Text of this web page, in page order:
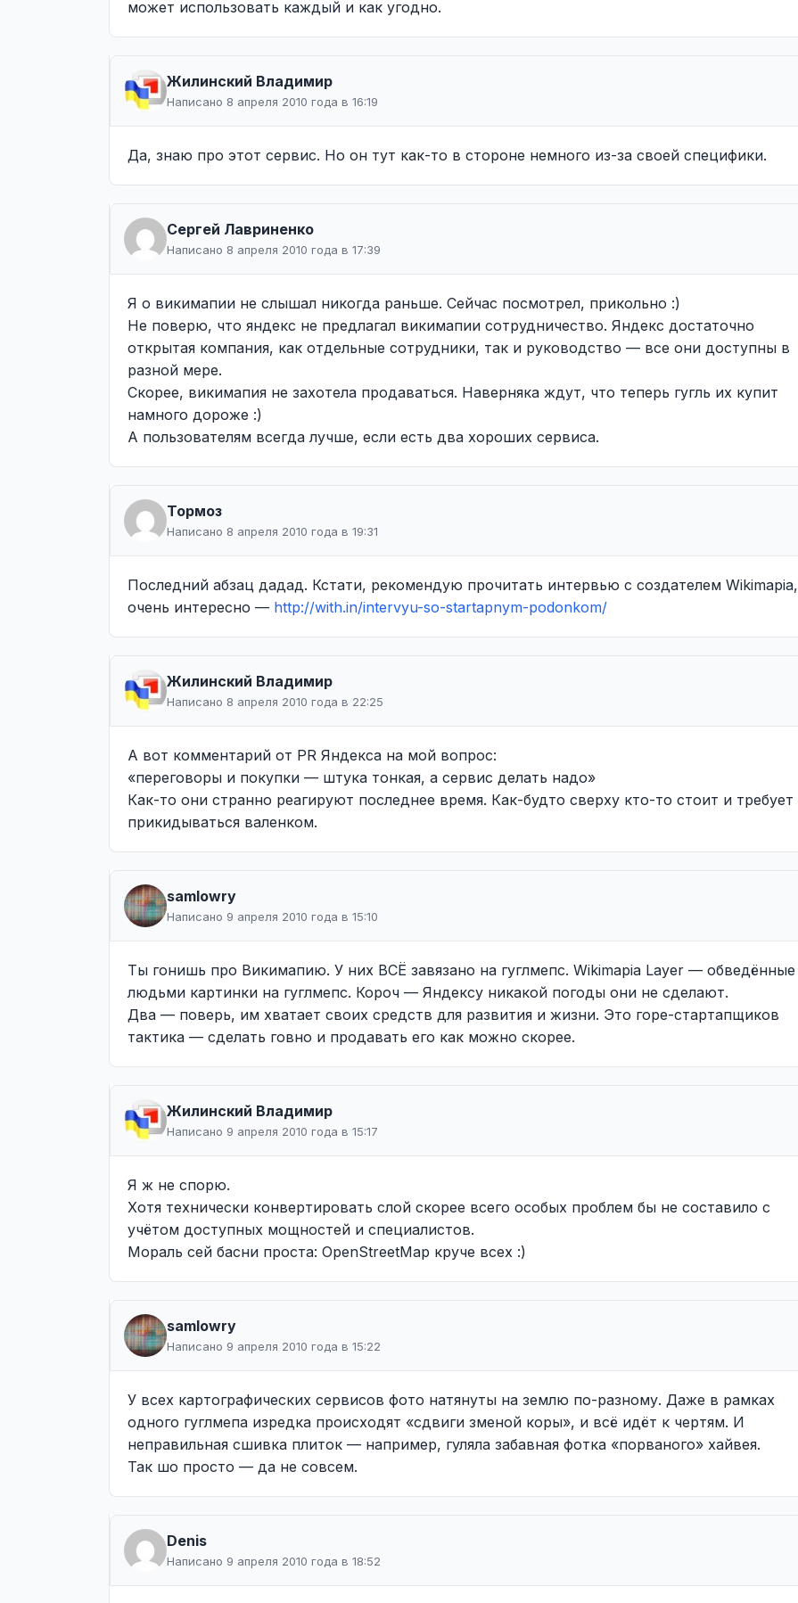
может использовать каждый и как угодно.
Жилинcкий Владимир
Написано 8 апреля 2010 года в 16:19
Да, знаю про этот сервис. Но он тут как-то в стороне немного из-за своей специфики.
Сергей Лавриненко
Написано 8 апреля 2010 года в 17:39
Я о викимапии не слышал никогда раньше. Сейчас посмотрел, прикольно :)
Не поверю, что яндекс не предлагал викимапии сотрудничество. Яндекс достаточно
открытая компания, как отдельные сотрудники, так и руководство — все они доступны в
разной мере.
Скорее, викимапия не захотела продаваться. Наверняка ждут, что теперь гугль их купит
намного дороже :)
А пользователям всегда лучше, если есть два хороших сервиса.
Тормоз
Написано 8 апреля 2010 года в 19:31
Последний абзац дадад. Кстати, рекомендую прочитать интервью с создателем Wikimapia,
очень интересно — http://with.in/intervyu-so-startapnym-podonkom/
Жилинcкий Владимир
Написано 8 апреля 2010 года в 22:25
А вот комментарий от PR Яндекса на мой вопрос:
«переговоры и покупки — штука тонкая, а сервис делать надо»
Как-то они странно реагируют последнее время. Как-будто сверху кто-то стоит и требует
прикидываться валенком.
samlowry
Написано 9 апреля 2010 года в 15:10
Ты гонишь про Викимапию. У них ВСЁ завязано на гуглмепс. Wikimapia Layer — обведённые
людьми картинки на гуглмепс. Короч — Яндексу никакой погоды они не сделают.
Два — поверь, им хватает своих средств для развития и жизни. Это горе-стартапщиков
тактика — сделать говно и продавать его как можно скорее.
Жилинcкий Владимир
Написано 9 апреля 2010 года в 15:17
Я ж не спорю.
Хотя технически конвертировать слой скорее всего особых проблем бы не составило с
учётом доступных мощностей и специалистов.
Мораль сей басни проста: OpenStreetMap круче всех :)
samlowry
Написано 9 апреля 2010 года в 15:22
У всех картографических сервисов фото натянуты на землю по-разному. Даже в рамках
одного гуглмепа изредка происходят «сдвиги зменой коры», и всё идёт к чертям. И
неправильная сшивка плиток — например, гуляла забавная фотка «порваного» хайвея.
Так шо просто — да не совсем.
Denis
Написано 9 апреля 2010 года в 18:52